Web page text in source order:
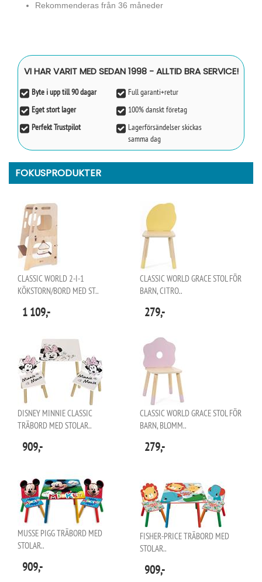
Rekommenderas från 36 måneder
VI HAR VARIT MED SEDAN 1998 - ALLTID BRA SERVICE!
Byte i upp till 90 dagar
Full garanti+retur
Eget stort lager
100% danskt företag
Perfekt Trustpilot
Lagerförsändelser skickas
samma dag
FOKUSPRODUKTER
CLASSIC WORLD 2-I-1
KÖKSTORN/BORD MED ST..
1 109,-
CLASSIC WORLD GRACE STOL FÖR
BARN, CITRO..
279,-
DISNEY MINNIE CLASSIC
TRÄBORD MED STOLAR..
909,-
CLASSIC WORLD GRACE STOL FÖR
BARN, BLOMM..
279,-
MUSSE PIGG TRÄBORD MED
STOLAR..
909,-
FISHER-PRICE TRÄBORD MED
STOLAR..
909,-